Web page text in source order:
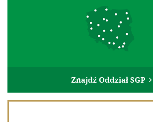
Znajdź Oddział SGP 